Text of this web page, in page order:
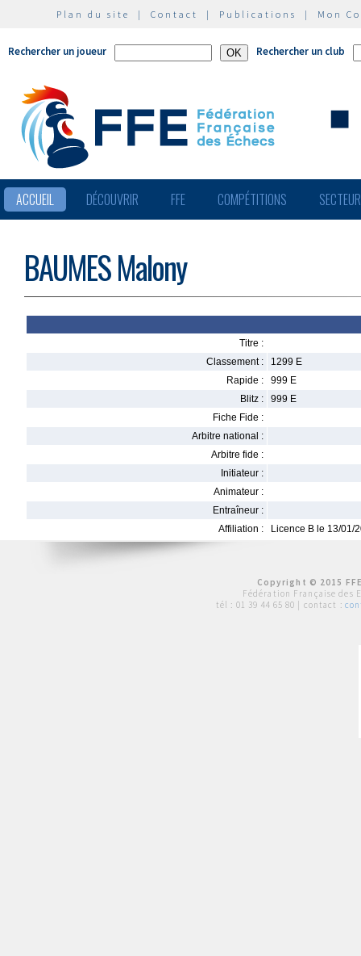
Plan du site | Contact | Publications | Mon
Rechercher un joueur Rechercher un club
ACCUEIL DÉCOUVRIR FFE COMPÉTITIONS
BAUMES Malony
Titre :
Classement :
1299 E
Rapide :
999 E
Blitz :
999 E
Fiche Fide :
Arbitre national :
Arbitre fide :
Initiateur :
Animateur :
Entraîneur :
Affiliation :
Licence B le 13/01/
Copyright © 2015
Fédération Française des
tél : 01 39 44 65 80 | contact :